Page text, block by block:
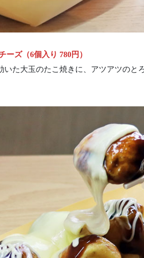
ズ（6個入り 780円）
いた大玉のたこ焼きに、アツアツのと